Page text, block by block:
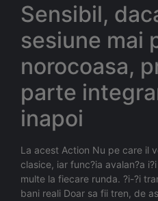
Sensibil,
sesiune mai
norocoasa,
parte
inapoi
La acest Action Nu pe care il
clasice, iar func?ia avalan?a
multe la fiecare runda. ?i-?i
bani reali Doar sa fii tren, de